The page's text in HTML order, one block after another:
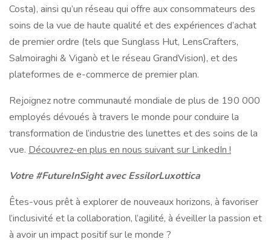
Costa), ainsi qu’un réseau qui offre aux consommateurs des
soins de la vue de haute qualité et des expériences d’achat
de premier ordre (tels que Sunglass Hut, LensCrafters,
Salmoiraghi & Viganò et le réseau GrandVision), et des
plateformes de e-commerce de premier plan.
Rejoignez notre communauté mondiale de plus de 190 000
employés dévoués à travers le monde pour conduire la
transformation de l’industrie des lunettes et des soins de la
vue. Découvrez-en plus en nous suivant sur LinkedIn !
Votre #FutureInSight avec EssilorLuxottica
Êtes-vous prêt à explorer de nouveaux horizons, à favoriser
l’inclusivité et la collaboration, l’agilité, à éveiller la passion et
à avoir un impact positif sur le monde ?